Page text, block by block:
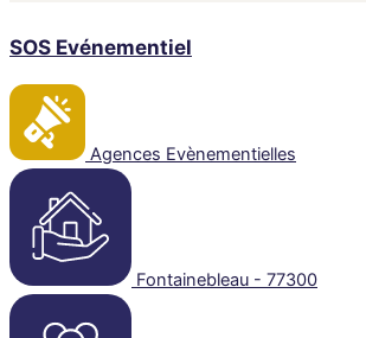
SOS Evénementiel
Agences Evènementielles
Fontainebleau - 77300